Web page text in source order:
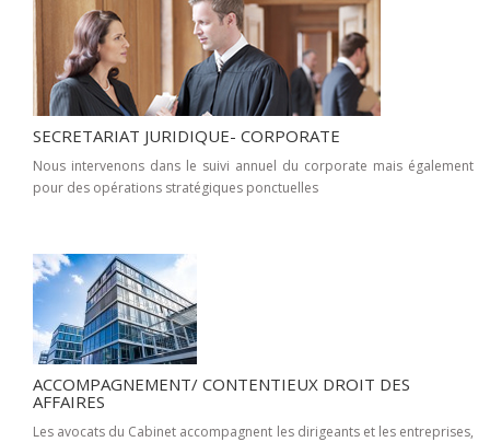
SECRETARIAT JURIDIQUE- CORPORATE
Nous intervenons dans le suivi annuel du corporate mais également
pour des opérations stratégiques ponctuelles
ACCOMPAGNEMENT/ CONTENTIEUX DROIT DES
AFFAIRES
Les avocats du Cabinet accompagnent les dirigeants et les entreprises,